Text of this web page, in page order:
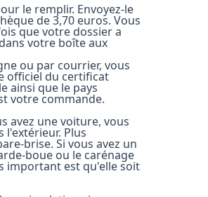
le remplir. Envoyez-le
de 3,70 euros. Vous
que votre dossier a
votre boîte aux
ou par courrier, vous
officiel du certificat
ainsi que le pays
votre commande.
avez une voiture, vous
l'extérieur. Plus
brise. Si vous avez un
boue ou le carénage
important est qu'elle soit